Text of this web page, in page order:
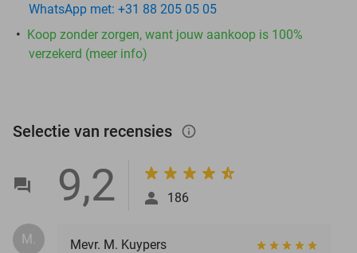
WhatsApp met: +31 88 205 05 05
Koop zonder zorgen, want jouw aankoop is 100%
verzekerd (meer info)
Selectie van recensies info_outlined
9,2 186
M.
Mevr. M. Kuypers